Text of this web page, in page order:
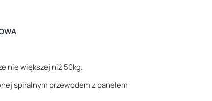
nie większej niż 50kg.
spiralnym przewodem z panelem